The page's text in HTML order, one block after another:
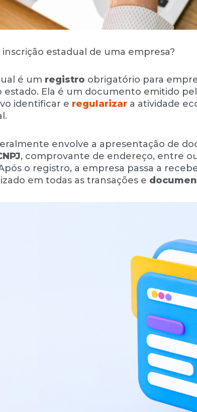
inscrição estadual de uma empresa?
é um registro obrigatório para
Ela é um documento emitido
identificar e regularizar a atividade
envolve a apresentação de
, comprovante de endereço, entre
o registro, a empresa passa a
em todas as transações e